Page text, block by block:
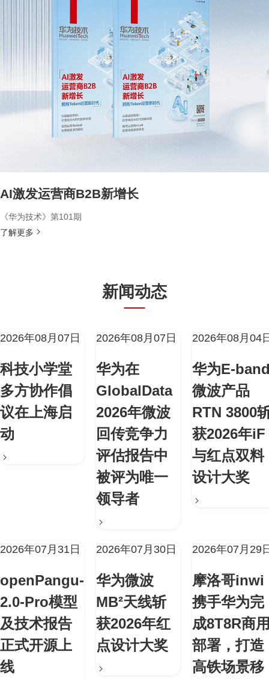
AI激发运营商B2B新增长
《华为技术》第101期
了解更多
新闻动态
2026年08月07日
科技小学堂
多方协作倡
议在上海启
动
2026年08月07日
华为在
GlobalData
2026年微波
回传竞争力
评估报告中
被评为唯一
领导者
2026年08月04
华为E-
微波产品
RTN 3800
获2026年iF
与红点双料
设计大奖
2026年07月31日
openPangu-
2.0-Pro模型
及技术报告
正式开源上
线
2026年07月30日
华为微波
MB²天线斩
获2026年红
点设计大奖
2026年07月29
摩洛哥inwi
携手华为完
成8T8R商
部署，打造
高铁场景移